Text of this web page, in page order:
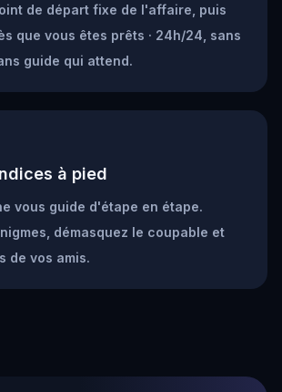
de départ fixe de l'affaire, puis
que vous êtes prêts · 24h/24, sans
guide qui attend.
à pied
vous guide d'étape en étape.
démasquez le coupable et
de vos amis.